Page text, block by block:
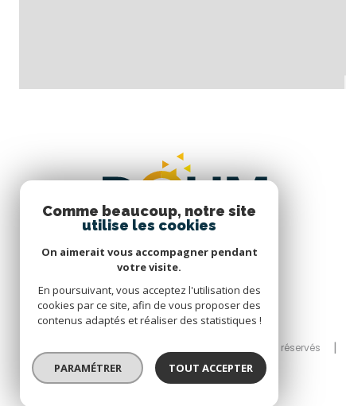
© 2026 | Tous droits réservés
Comme beaucoup, notre site
utilise les cookies
On aimerait vous accompagner pendant
votre visite.
En poursuivant, vous acceptez l'utilisation des
cookies par ce site, afin de vous proposer des
contenus adaptés et réaliser des statistiques !
PARAMÉTRER TOUT ACCEPTER